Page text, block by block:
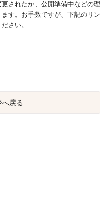
されたか、公開準備中などの理
す。お手数ですが、下記のリン
さい。
へ戻る